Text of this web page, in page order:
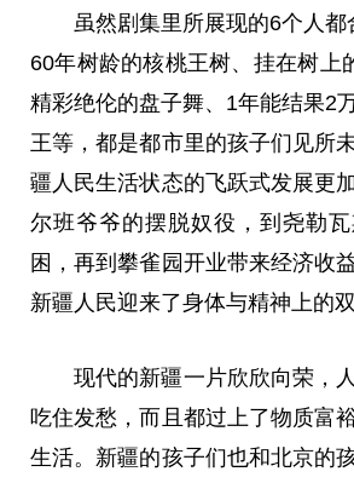
虽然剧集里所展现的6个人
60年树龄的核桃王树、挂在树上
精彩绝伦的盘子舞、1年能结果2
王等，都是都市里的孩子们见所
疆人民生活状态的飞跃式发展更
尔班爷爷的摆脱奴役，到尧勒
困，再到攀雀园开业带来经济收
新疆人民迎来了身体与精神 上的
现代的新疆一片欣欣向荣，
吃住发愁，而且都过上了物质富
生活。新疆的孩子们也和北京的